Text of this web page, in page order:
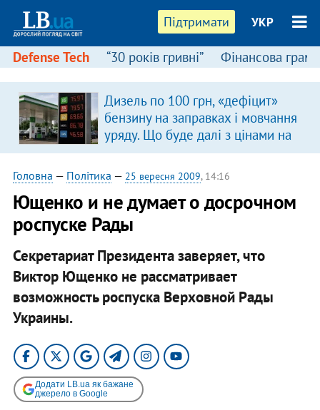
Підтримати УКР
Defense Tech “30 років гривні” Фінансова
Дизель по 100 грн, «дефіцит»
бензину на заправках і мовчання
уряду. Що буде далі з цінами на
пальне?
Головна — Політика — 25 вересня 2009, 14:16
Ющенко и не думает о досрочном
роспуске Рады
Секретариат Президента заверяет, что
Виктор Ющенко не рассматривает
возможность роспуска Верховной Рады
Украины.
Додати LB.ua як бажане
джерело в Google